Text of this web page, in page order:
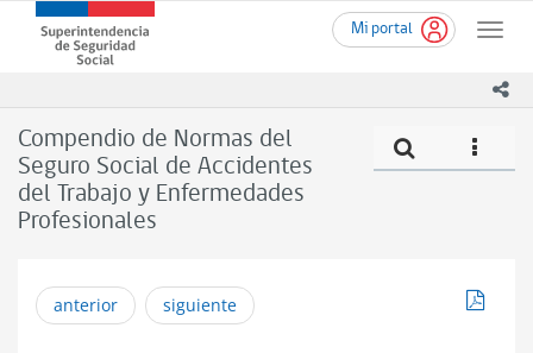
contenido
Mi portal
Toggle
Superintendencia
de
(SUSESO)
-
Gobierno
de
Chile
Compendio de Normas del
Seguro Social de Accidentes
del Trabajo y Enfermedades
Profesionales
icono
anterior siguiente